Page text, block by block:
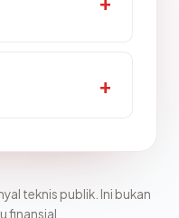
teknis publik. Ini bukan
finansial.